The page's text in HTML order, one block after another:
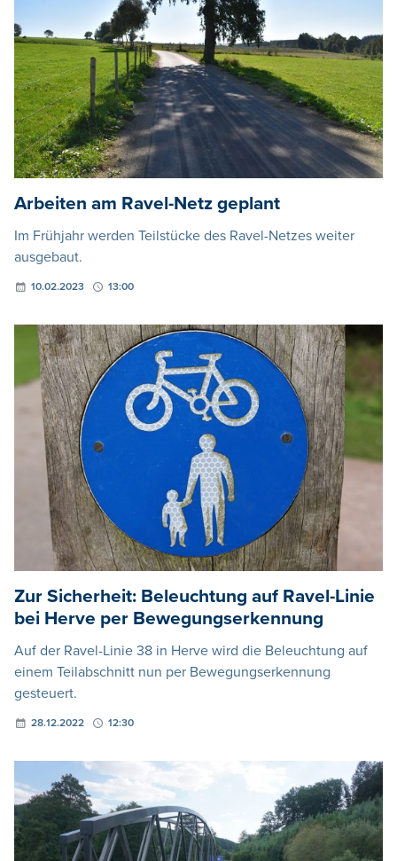
Arbeiten am Ravel-Netz geplant
Im Frühjahr werden Teilstücke des Ravel-Netzes weiter
ausgebaut.
10.02.2023 13:00
Zur Sicherheit: Beleuchtung auf Ravel-Linie
bei Herve per Bewegungserkennung
Auf der Ravel-Linie 38 in Herve wird die Beleuchtung auf
einem Teilabschnitt nun per Bewegungserkennung
gesteuert.
28.12.2022 12:30